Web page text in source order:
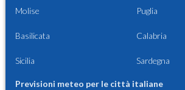
Molise Puglia
Basilicata Calabria
Sicilia Sardegna
Previsioni meteo per le città italiane